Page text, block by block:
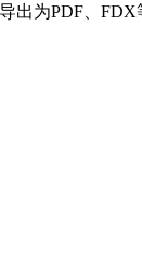
出为PDF、FDX